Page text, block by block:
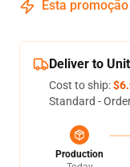
Esta
Deliver to
Cost to ship:
Standard -
Production